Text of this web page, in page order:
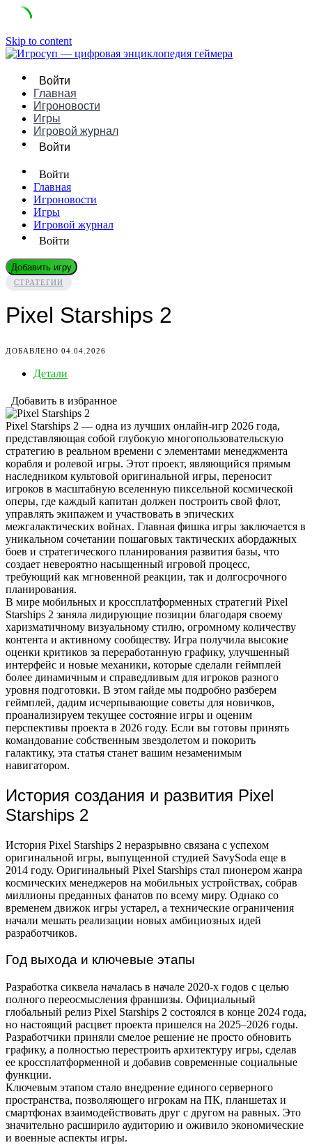
Skip to content
Войти
Главная
Игроновости
Игры
Игровой журнал
Войти
Войти
Главная
Игроновости
Игры
Игровой журнал
Войти
Добавить игру
СТРАТЕГИИ
Pixel Starships 2
ДОБАВЛЕНО 04.04.2026
Детали
Добавить в избранное
Pixel Starships 2 — одна из лучших онлайн-игр 2026 года,
представляющая собой глубокую многопользовательскую
стратегию в реальном времени с элементами менеджмента
корабля и ролевой игры. Этот проект, являющийся прямым
наследником культовой оригинальной игры, переносит
игроков в масштабную вселенную пиксельной космической
оперы, где каждый капитан должен построить свой флот,
управлять экипажем и участвовать в эпических
межгалактических войнах. Главная фишка игры заключается в
уникальном сочетании пошаговых тактических абордажных
боев и стратегического планирования развития базы, что
создает невероятно насыщенный игровой процесс,
требующий как мгновенной реакции, так и долгосрочного
планирования.
В мире мобильных и кроссплатформенных стратегий Pixel
Starships 2 заняла лидирующие позиции благодаря своему
харизматичному визуальному стилю, огромному количеству
контента и активному сообществу. Игра получила высокие
оценки критиков за переработанную графику, улучшенный
интерфейс и новые механики, которые сделали геймплей
более динамичным и справедливым для игроков разного
уровня подготовки. В этом гайде мы подробно разберем
геймплей, дадим исчерпывающие советы для новичков,
проанализируем текущее состояние игры и оценим
перспективы проекта в 2026 году. Если вы готовы принять
командование собственным звездолетом и покорить
галактику, эта статья станет вашим незаменимым
навигатором.
История создания и развития Pixel
Starships 2
История Pixel Starships 2 неразрывно связана с успехом
оригинальной игры, выпущенной студией SavySoda еще в
2014 году. Оригинальный Pixel Starships стал пионером жанра
космических менеджеров на мобильных устройствах, собрав
миллионы преданных фанатов по всему миру. Однако со
временем движок игры устарел, а технические ограничения
начали мешать реализации новых амбициозных идей
разработчиков.
Год выхода и ключевые этапы
Разработка сиквела началась в начале 2020-х годов с целью
полного переосмысления франшизы. Официальный
глобальный релиз Pixel Starships 2 состоялся в конце 2024 года,
но настоящий расцвет проекта пришелся на 2025–2026 годы.
Разработчики приняли смелое решение не просто обновить
графику, а полностью перестроить архитектуру игры, сделав
ее кроссплатформенной и добавив современные социальные
функции.
Ключевым этапом стало внедрение единого серверного
пространства, позволяющего игрокам на ПК, планшетах и
смартфонах взаимодействовать друг с другом на равных. Это
значительно расширило аудиторию и оживило экономические
и военные аспекты игры.